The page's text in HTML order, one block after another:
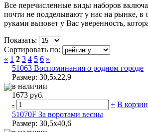
Все перечисленные виды наборов
почти не подделывают у нас на рынке, в
руками вызовет у Вас уверенность,
Показать:
Сортировать по:
« 1 2 3 4 5 6 »
51063 Воспоминания о родном городе
Размер: 30,5x22,9
в наличии
1673 руб.
-
+ В
51070F За воротами весны
Размер: 30,5x40,6